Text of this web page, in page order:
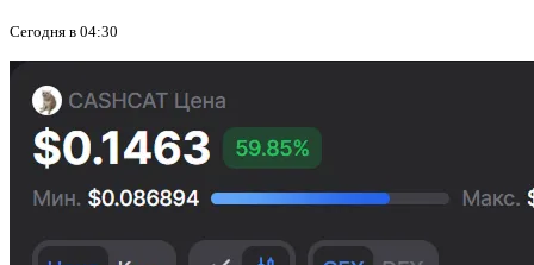
Сегодня в 04:30